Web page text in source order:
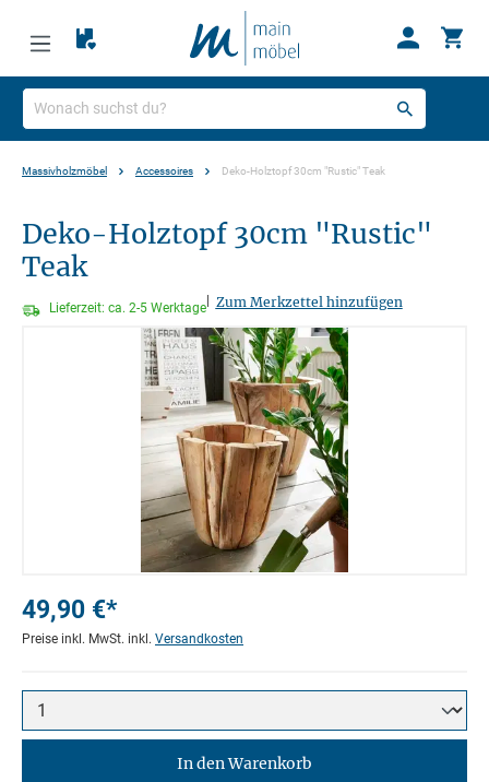
Massivholzmöbel Accessoires Deko-Holztopf 30cm "Rustic" Teak
Deko-Holztopf 30cm "Rustic"
Teak
Lieferzeit: ca. 2-5 Werktage Zum Merkzettel hinzufügen
Bildergalerie überspringen
49,90 €*
Preise inkl. MwSt. inkl. Versandkosten
In den Warenkorb